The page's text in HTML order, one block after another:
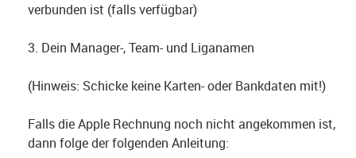
verbunden ist (falls verfügbar)
3. Dein Manager-, Team- und Liganamen
(Hinweis: Schicke keine Karten- oder Bankdaten mit!)
Falls die Apple Rechnung noch nicht angekommen ist,
dann folge der folgenden Anleitung: